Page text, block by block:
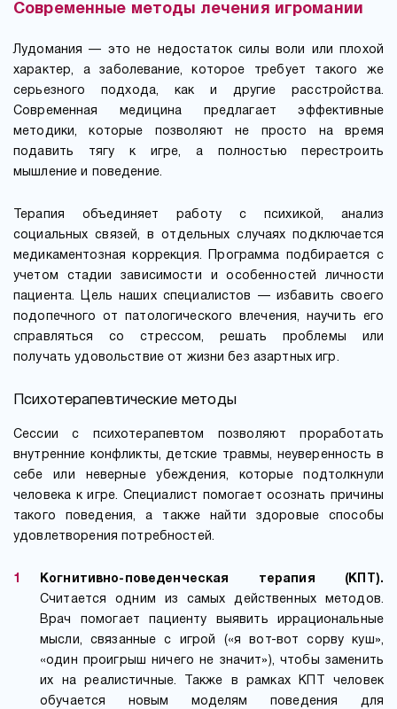
Современные методы лечения игромании
Лудомания — это не недостаток силы воли или плохой
характер, а заболевание, которое требует такого же
серьезного подхода, как и другие расстройства.
Современная медицина предлагает эффективные
методики, которые позволяют не просто на время
подавить тягу к игре, а полностью перестроить
мышление и поведение.
Терапия объединяет работу с психикой, анализ
социальных связей, в отдельных случаях подключается
медикаментозная коррекция. Программа подбирается с
учетом стадии зависимости и особенностей личности
пациента. Цель наших специалистов — избавить своего
подопечного от патологического влечения, научить его
справляться со стрессом, решать проблемы или
получать удовольствие от жизни без азартных игр.
Психотерапевтические методы
Сессии с психотерапевтом позволяют проработать
внутренние конфликты, детские травмы, неуверенность в
себе или неверные убеждения, которые подтолкнули
человека к игре. Специалист помогает осознать причины
такого поведения, а также найти здоровые способы
удовлетворения потребностей.
Когнитивно-поведенческая терапия (КПТ).
Считается одним из самых действенных методов.
Врач помогает пациенту выявить иррациональные
мысли, связанные с игрой («я вот-вот сорву куш»,
«один проигрыш ничего не значит»), чтобы заменить
их на реалистичные. Также в рамках КПТ человек
обучается новым моделям поведения для